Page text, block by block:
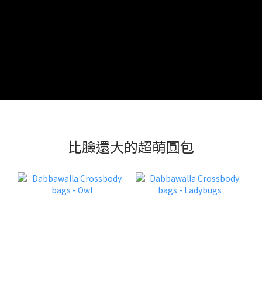
比臉還大的超萌圓包